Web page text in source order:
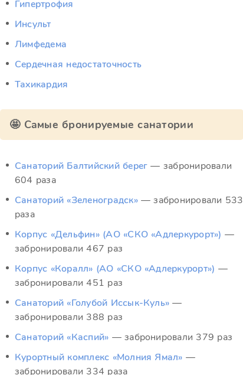
Гипертрофия
Инсульт
Лимфедема
Сердечная недостаточность
Тахикардия
🤩 Самые бронируемые санатории
Санаторий Балтийский берег — забронировали
604 раза
Санаторий «Зеленоградск» — забронировали 533
раза
Корпус «Дельфин» (АО «СКО «Адлеркурорт») —
забронировали 467 раз
Корпус «Коралл» (АО «СКО «Адлеркурорт») —
забронировали 451 раз
Санаторий «Голубой Иссык-Куль» —
забронировали 388 раз
Санаторий «Каспий» — забронировали 379 раз
Курортный комплекс «Молния Ямал» —
забронировали 334 раза